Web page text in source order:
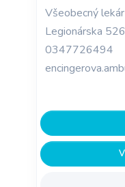
Všeobecný lekár
Legionárska
0347726494